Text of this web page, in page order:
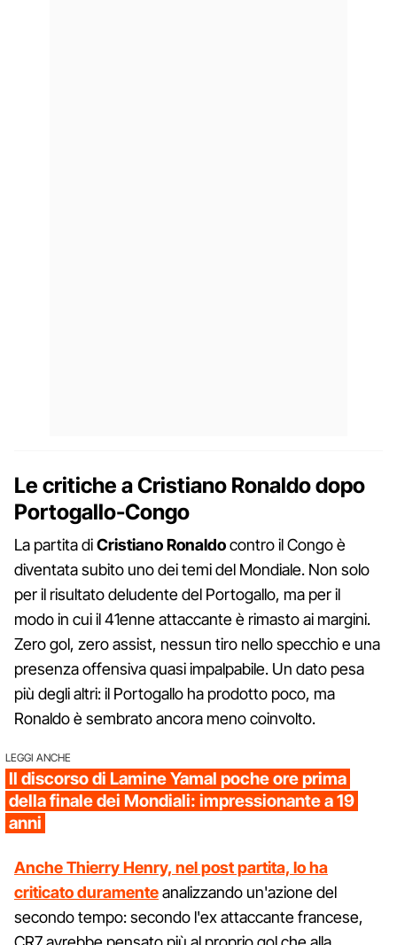
Le critiche a Cristiano Ronaldo dopo
Portogallo-Congo
La partita diCristiano Ronaldocontro il Congo è
diventata subito uno dei temi del Mondiale. Non solo
per il risultato deludente del Portogallo, ma per il
modo in cui il 41enne attaccante è rimasto ai margini.
Zero gol, zero assist, nessun tiro nello specchio e una
presenza offensiva quasi impalpabile. Un dato pesa
più degli altri: il Portogallo ha prodotto poco, ma
Ronaldo è sembrato ancora meno coinvolto.
LEGGI ANCHE
Il discorso di Lamine Yamal poche ore prima
della finale dei Mondiali: impressionante a 19
anni
Anche Thierry Henry, nel post partita, lo ha
criticato duramenteanalizzando un'azione del
secondo tempo: secondo l'ex attaccante francese,